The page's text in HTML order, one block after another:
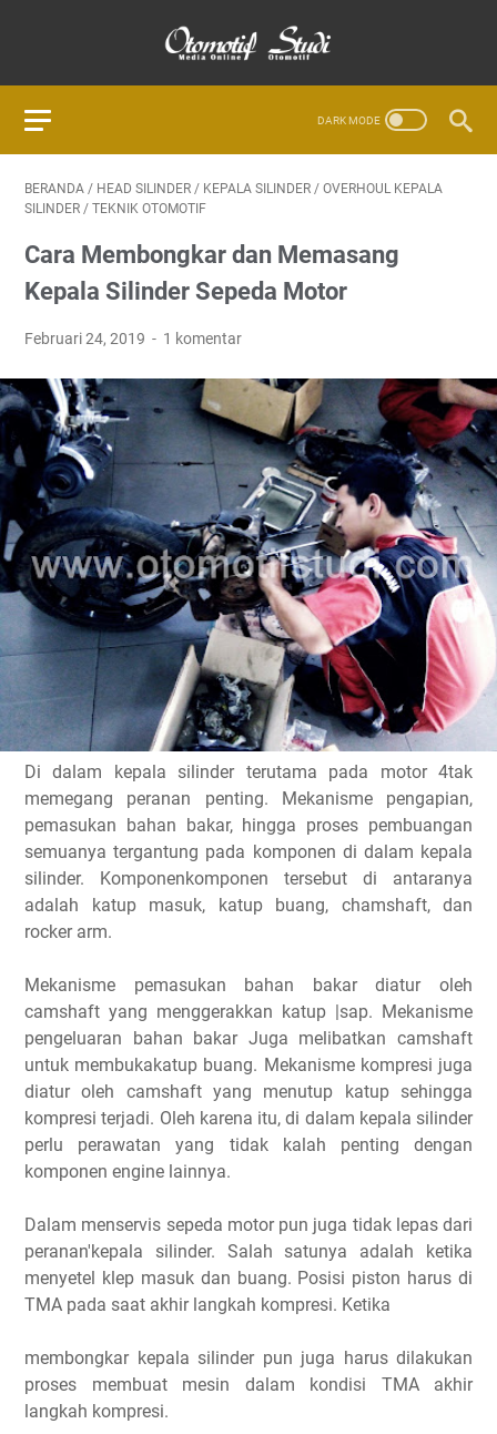
BERANDA / HEAD SILINDER / KEPALA SILINDER / OVERHOUL KEPALA
SILINDER / TEKNIK OTOMOTIF
Cara Membongkar dan Memasang
Kepala Silinder Sepeda Motor
Februari 24, 2019 1 komentar
Di dalam kepala silinder terutama pada motor 4tak
memegang peranan penting. Mekanisme pengapian,
pemasukan bahan bakar, hingga proses pembuangan
semuanya tergantung pada komponen di dalam kepala
silinder. Komponenkomponen tersebut di antaranya
adalah katup masuk, katup buang, chamshaft, dan
rocker arm.
Mekanisme pemasukan bahan bakar diatur oleh
camshaft yang menggerakkan katup |sap. Mekanisme
pengeluaran bahan bakar Juga melibatkan camshaft
untuk membukakatup buang. Mekanisme kompresi juga
diatur oleh camshaft yang menutup katup sehingga
kompresi terjadi. Oleh karena itu, di dalam kepala silinder
perlu perawatan yang tidak kalah penting dengan
komponen engine lainnya.
Dalam menservis sepeda motor pun juga tidak lepas dari
peranan'kepala silinder. Salah satunya adalah ketika
menyetel klep masuk dan buang. Posisi piston harus di
TMA pada saat akhir langkah kompresi. Ketika
membongkar kepala silinder pun juga harus dilakukan
proses membuat mesin dalam kondisi TMA akhir
langkah kompresi.